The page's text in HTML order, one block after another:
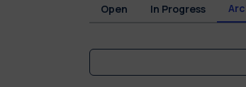
Open In Progress